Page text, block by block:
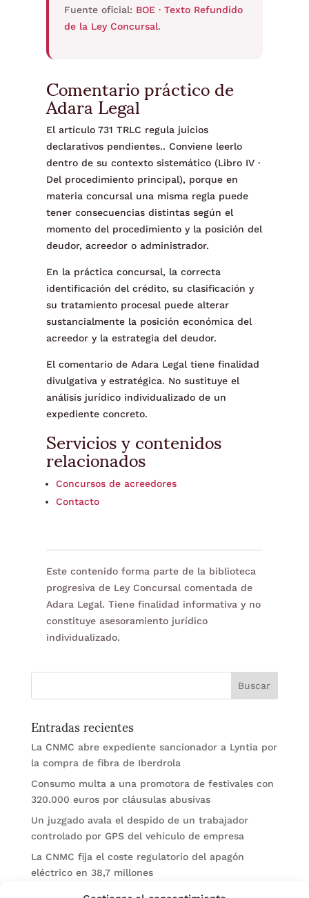
Fuente oficial: BOE · Texto Refundido
de la Ley Concursal.
Comentario práctico de
Adara Legal
El artículo 731 TRLC regula juicios
declarativos pendientes.. Conviene leerlo
dentro de su contexto sistemático (Libro IV ·
Del procedimiento principal), porque en
materia concursal una misma regla puede
tener consecuencias distintas según el
momento del procedimiento y la posición del
deudor, acreedor o administrador.
En la práctica concursal, la correcta
identificación del crédito, su clasificación y
su tratamiento procesal puede alterar
sustancialmente la posición económica del
acreedor y la estrategia del deudor.
El comentario de Adara Legal tiene finalidad
divulgativa y estratégica. No sustituye el
análisis jurídico individualizado de un
expediente concreto.
Servicios y contenidos
relacionados
Concursos de acreedores
Contacto
Este contenido forma parte de la biblioteca
progresiva de Ley Concursal comentada de
Adara Legal. Tiene finalidad informativa y no
constituye asesoramiento jurídico
individualizado.
Entradas recientes
La CNMC abre expediente sancionador a Lyntia por
la compra de fibra de Iberdrola
Consumo multa a una promotora de festivales con
320.000 euros por cláusulas abusivas
Un juzgado avala el despido de un trabajador
controlado por GPS del vehículo de empresa
La CNMC fija el coste regulatorio del apagón
eléctrico en 38,7 millones
El BOE publica sanciones de la CNMV a Soltec y